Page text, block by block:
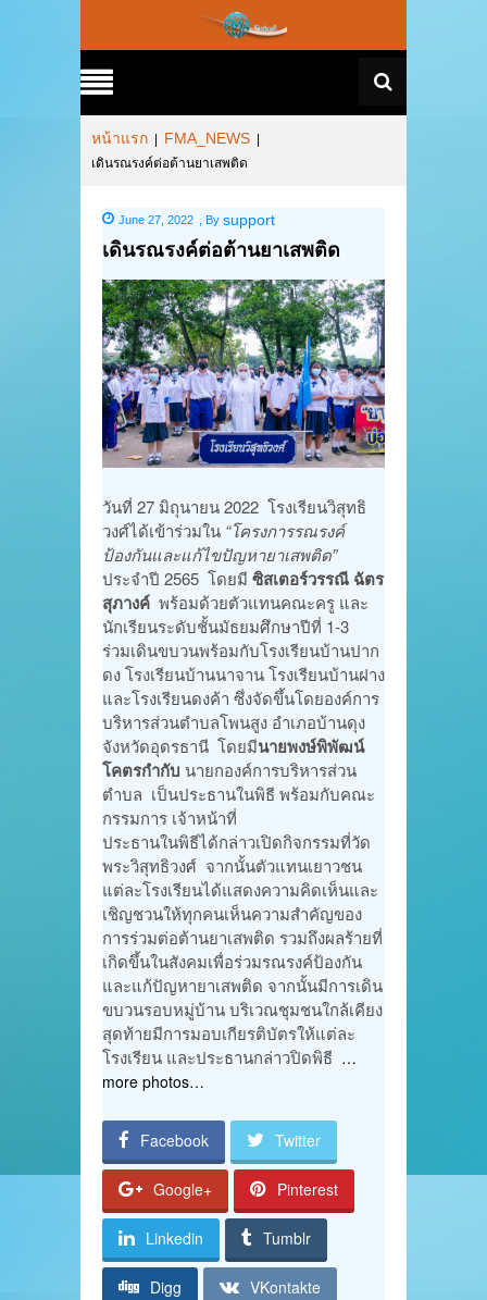
หน้าแรก FMA_NEWS
เดินรณรงค์ต่อต้านยาเสพติด
June 27, 2022 By support
เดินรณรงค์ต่อต้านยาเสพติด
วันที่ 27 มิถุนายน 2022 โรงเรียนวิสุทธิ
วงศ์ได้เข้าร่วมใน “โครงการรณรงค์
ป้องกันและแก้ไขปัญหายาเสพติด”
ประจำปี 2565 โดยมี ซิสเตอร์วรรณี ฉัตร
สุภางค์ พร้อมด้วยตัวแทนคณะครู และ
นักเรียนระดับชั้นมัธยมศึกษาปีที่ 1-3
ร่วมเดินขบวนพร้อมกับโรงเรียนบ้านปาก
ดง โรงเรียนบ้านนาจาน โรงเรียนบ้านฝาง
และโรงเรียนดงค้า ซึ่งจัดขึ้นโดยองค์การ
บริหารส่วนตำบลโพนสูง อำเภอบ้านดุง
จังหวัดอุดรธานี โดยมีนายพงษ์พิพัฒน์
โคตรกำกับ นายกองค์การบริหารส่วน
ตำบล เป็นประธานในพิธี พร้อมกับคณะ
กรรมการ เจ้าหน้าที่
ประธานในพิธีได้กล่าวเปิดกิจกรรมที่วัด
พระวิสุทธิวงศ์ จากนั้นตัวแทนเยาวชน
แต่ละโรงเรียนได้แสดงความคิดเห็นและ
เชิญชวนให้ทุกคนเห็นความสำคัญของ
การร่วมต่อต้านยาเสพติด รวมถึงผลร้ายที่
เกิดขึ้นในสังคมเพื่อร่วมรณรงค์ป้องกัน
และแก้ปัญหายาเสพติด จากนั้นมีการเดิน
ขบวนรอบหมู่บ้าน บริเวณชุมชนใกล้เคียง
สุดท้ายมีการมอบเกียรติบัตรให้แต่ละ
โรงเรียน และประธานกล่าวปิดพิธี …
more photos…
Facebook Twitter
Google+ Pinterest
Linkedin Tumblr
Digg VKontakte